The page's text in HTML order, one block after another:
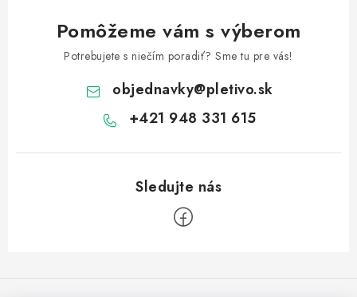
Pomôžeme vám s výberom
Potrebujete s niečím poradiť? Sme tu pre vás!
objednavky@pletivo.sk
+421 948 331 615